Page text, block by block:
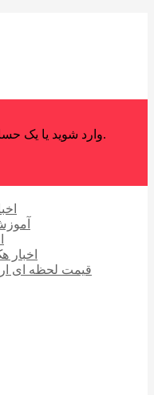
وارد شوید یا یک حساب کاربری جدید ایجاد کنید.
اخبار
قیمت لحظه ای